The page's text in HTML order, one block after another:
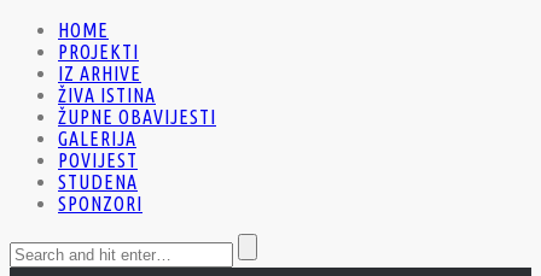
HOME
PROJEKTI
IZ ARHIVE
ŽIVA ISTINA
ŽUPNE OBAVIJESTI
GALERIJA
POVIJEST
STUDENA
SPONZORI